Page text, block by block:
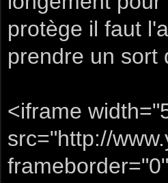
protège il faut
prendre un sort
<iframe
src="http://